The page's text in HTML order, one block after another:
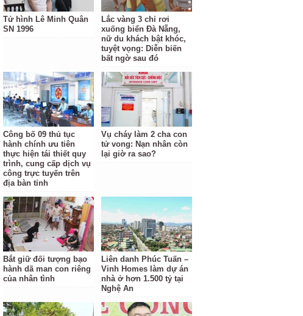
Tử hình Lê Minh Quân
SN 1996
Lắc vàng 3 chỉ rơi
xuống biển Đà Nẵng,
nữ du khách bật khóc,
tuyệt vọng: Diễn biến
bất ngờ sau đó
Công bố 09 thủ tục
hành chính ưu tiên
thực hiện tái thiết quy
trình, cung cấp dịch vụ
công trực tuyến trên
địa bàn tỉnh
Vụ cháy làm 2 cha con
tử vong: Nạn nhân còn
lại giờ ra sao?
Bắt giữ đối tượng bạo
hành dã man con riêng
của nhân tình
Liên danh Phúc Tuấn –
Vinh Homes làm dự án
nhà ở hơn 1.500 tỷ tại
Nghệ An